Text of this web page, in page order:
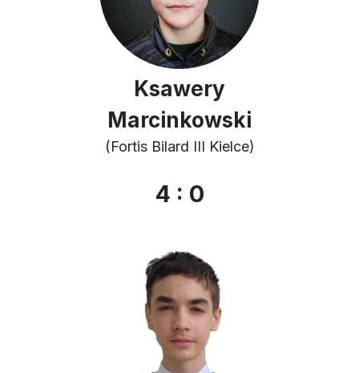
Ksawery
Marcinkowski
(Fortis Bilard III Kielce)
4 : 0